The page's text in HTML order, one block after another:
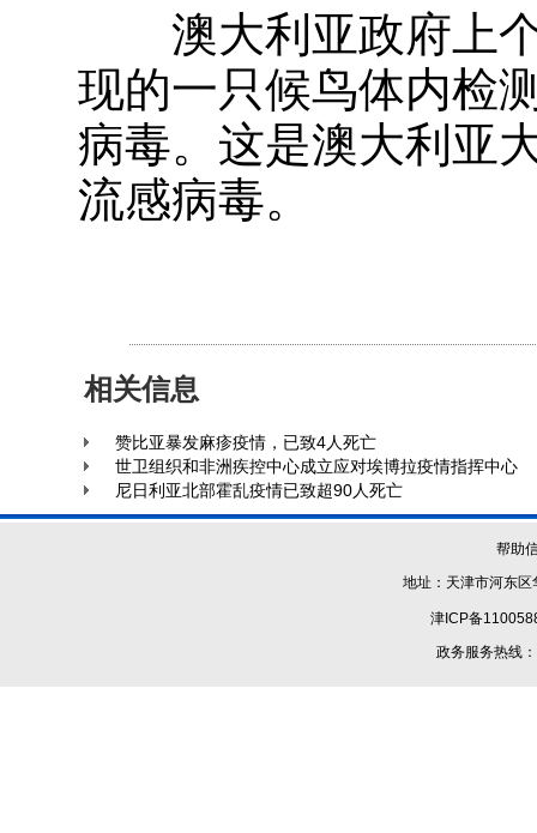
澳大利亚政府上个
现的一只候鸟体内检
病毒。这是澳大利亚
流感病毒。
相关信息
赞比亚暴发麻疹疫情，已致4人死亡
世卫组织和非洲疾控中心成立应对埃博拉疫情指挥中心
尼日利亚北部霍乱疫情已致超90人死亡
帮助
地址：天津市河
津ICP备
政务服务热线